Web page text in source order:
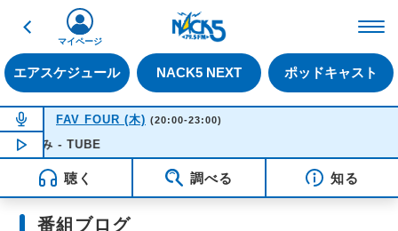
戻る
エアスケジュール NACK5 NEXT ポッドキャスト
マイページ
NOW ON AIR
FAV FOUR (木) (20:00-23:00)
NOW PLAYING
み - TUBE
聴く 調べる 知る
番組ブログ